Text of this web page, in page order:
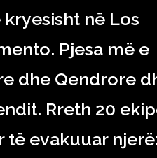
në Los
Pjesa më e
dhe Qendrore
Rreth 20
të evakuuar